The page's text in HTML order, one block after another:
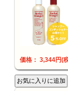
価格： 3,344円(